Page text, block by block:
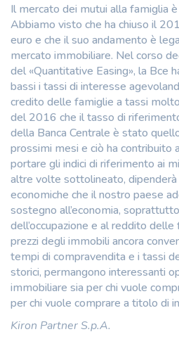
Il mercato dei mutui alla famiglia
Abbiamo visto che ha chiuso il
euro e che il suo andamento è
mercato immobiliare. Nel corso
del «Quantitative Easing», la Bce
bassi i tassi di interesse
credito delle famiglie a tassi
del 2016 che il tasso di
della Banca Centrale è stato
prossimi mesi e ciò ha contribuito
portare gli indici di riferimento ai
altre volte sottolineato,
economiche che il nostro paese
sostegno all’economia,
dell’occupazione e al reddito
prezzi degli immobili ancora
tempi di compravendita e i tassi
storici, permangono interessanti
immobiliare sia per chi vuole
per chi vuole comprare a titolo di
Kiron Partner S.p.A.